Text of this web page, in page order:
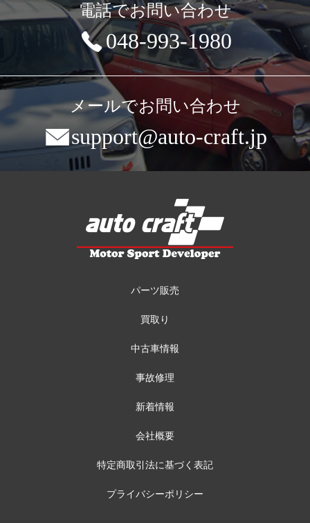
電話でお問い合わせ
048-993-1980
メールでお問い合わせ
support@auto-craft.jp
パーツ販売
買取り
中古車情報
事故修理
新着情報
会社概要
特定商取引法に基づく表記
プライバシーポリシー